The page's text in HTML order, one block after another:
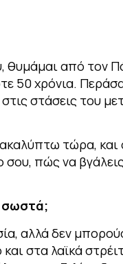
θυμάμαι από τον
50 χρόνια.
στάσεις του
τώρα,
σου, πώς να
σωστά;
αλλά δεν
στα λαϊκά